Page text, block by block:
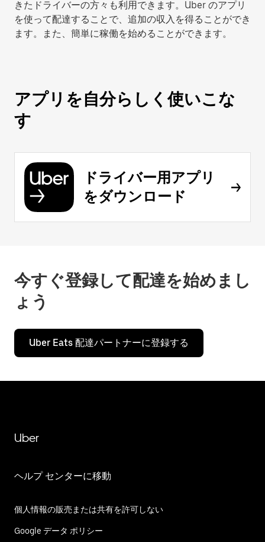
きたドライバーの方々も利用できます。Uber のアプリ
を使って配達することで、追加の収入を得ることができ
ます。また、簡単に稼働を始めることができます。
アプリを自分らしく使いこな
す
ドライバー用アプリ
をダウンロード
今すぐ登録して配達を始めまし
ょう
Uber Eats 配達パートナーに登録する
Uber
ヘルプ センターに移動
個人情報の販売または共有を許可しない
Google データ ポリシー